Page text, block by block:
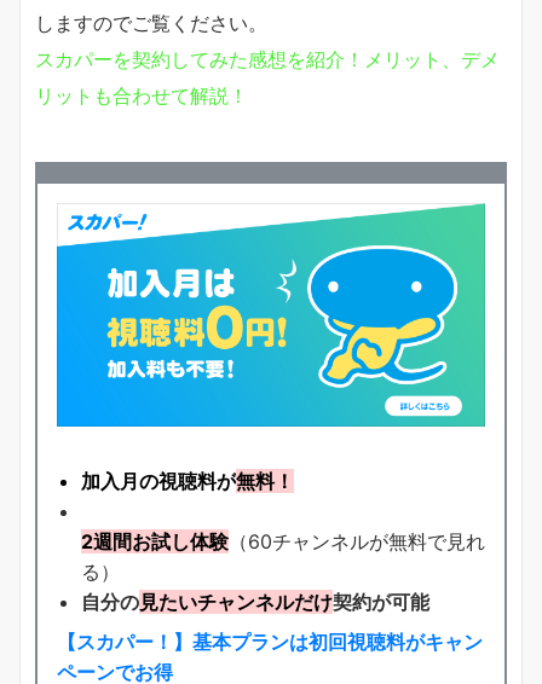
しますのでご覧ください。
スカパーを契約してみた感想を紹介！メリット、デメ
リットも合わせて解説！
加入月の視聴料が無料！
2週間お試し体験（60チャンネルが無料で見れ
る）
自分の見たいチャンネルだけ契約が可能
【スカパー！】基本プランは初回視聴料がキャン
ペーンでお得